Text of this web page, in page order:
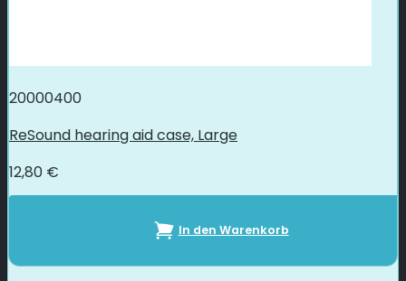
20000400
ReSound hearing aid case, Large
12,80 €
In den Warenkorb